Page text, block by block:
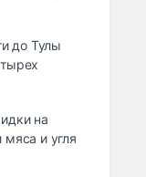
до Тулы
на
мяса и угля